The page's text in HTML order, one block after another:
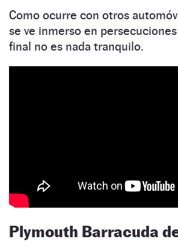
Como ocurre con otros
se ve inmerso en
final no es nada tranquilo.
Plymouth Barracuda